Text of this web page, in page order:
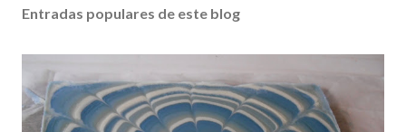
Entradas populares de este blog